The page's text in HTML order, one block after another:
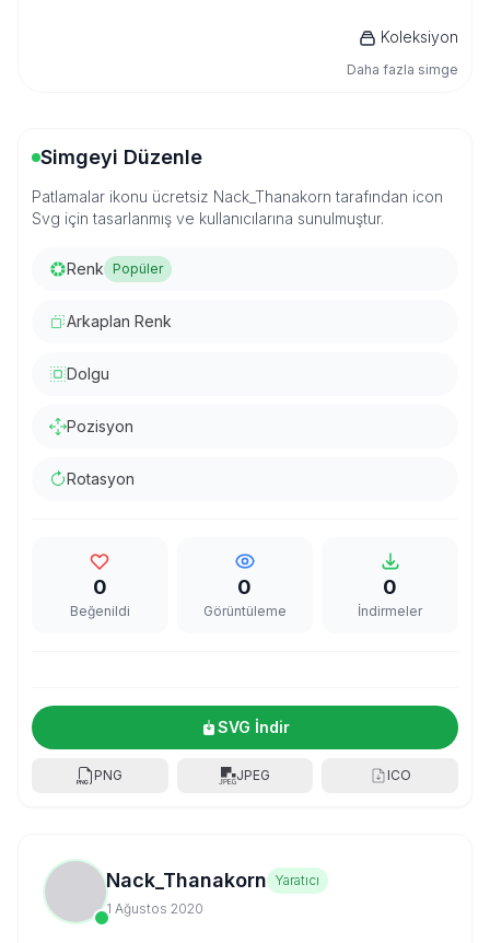
Koleksiyon
Daha fazla simge
Simgeyi Düzenle
Patlamalar ikonu ücretsiz Nack_Thanakorn tarafından icon
Svg için tasarlanmış ve kullanıcılarına sunulmuştur.
Renk Popüler
Arkaplan Renk
Dolgu
Pozisyon
Rotasyon
0
Beğenildi
0
Görüntüleme
0
İndirmeler
SVG İndir
PNG JPEG ICO
Nack_Thanakorn Yaratıcı
1 Ağustos 2020